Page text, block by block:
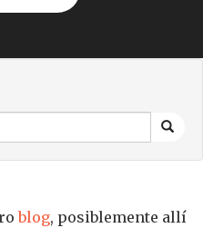
blog, posiblemente allí